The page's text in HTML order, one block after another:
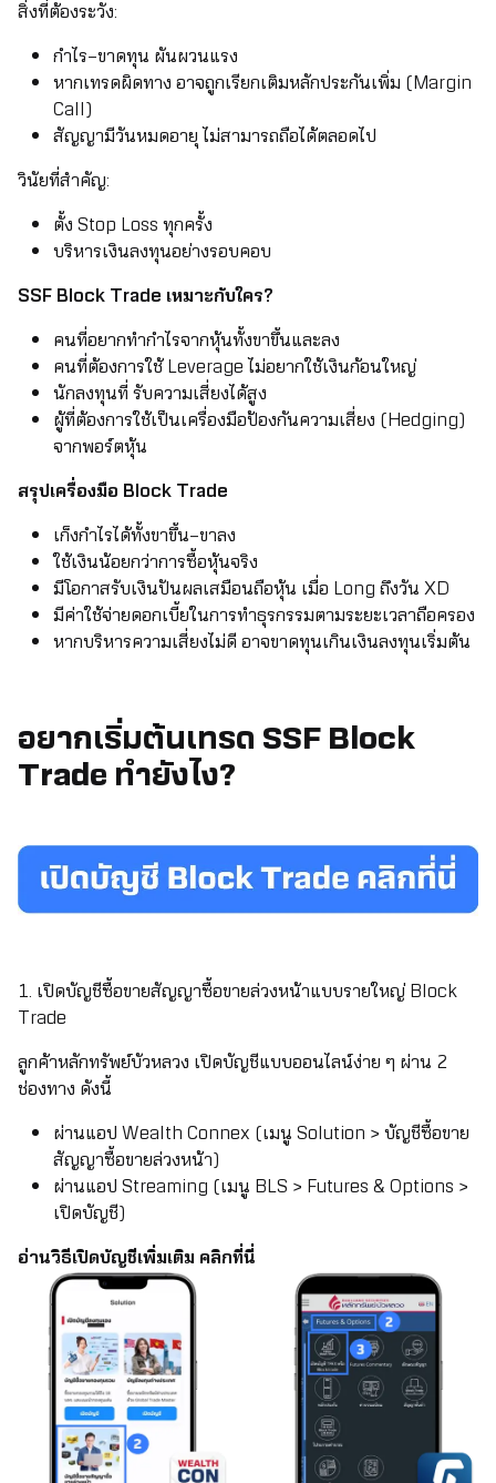
สิ่งที่ต้องระวัง:
กำไร–ขาดทุน ผันผวนแรง
หากเทรดผิดทาง อาจถูกเรียกเติมหลักประกันเพิ่ม (Margin
Call)
สัญญามีวันหมดอายุ ไม่สามารถถือได้ตลอดไป
วินัยที่สำคัญ:
ตั้ง Stop Loss ทุกครั้ง
บริหารเงินลงทุนอย่างรอบคอบ
SSF Block Trade เหมาะกับใคร?
คนที่อยากทำกำไรจากหุ้นทั้งขาขึ้นและลง
คนที่ต้องการใช้ Leverage ไม่อยากใช้เงินก้อนใหญ่
นักลงทุนที่ รับความเสี่ยงได้สูง
ผู้ที่ต้องการใช้เป็นเครื่องมือป้องกันความเสี่ยง (Hedging)
จากพอร์ตหุ้น
สรุปเครื่องมือ Block Trade
เก็งกำไรได้ทั้งขาขึ้น–ขาลง
ใช้เงินน้อยกว่าการซื้อหุ้นจริง
มีโอกาสรับเงินปันผลเสมือนถือหุ้น เมื่อ Long ถึงวัน XD
มีค่าใช้จ่ายดอกเบี้ยในการทำธุรกรรมตามระยะเวลาถือครอง
หากบริหารความเสี่ยงไม่ดี อาจขาดทุนเกินเงินลงทุนเริ่มต้น
อยากเริ่มต้นเทรด SSF Block
Trade ทำยังไง?
1. เปิดบัญชีซื้อขายสัญญาซื้อขายล่วงหน้าแบบรายใหญ่ Block
Trade
ลูกค้าหลักทรัพย์บัวหลวง เปิดบัญชีแบบออนไลน์ง่าย ๆ ผ่าน 2
ช่องทาง ดังนี้
ผ่านแอป Wealth Connex (เมนู Solution > บัญชีซื้อขาย
สัญญาซื้อขายล่วงหน้า)
ผ่านแอป Streaming (เมนู BLS > Futures & Options >
เปิดบัญชี)
อ่านวิธีเปิดบัญชีเพิ่มเติม คลิกที่นี่